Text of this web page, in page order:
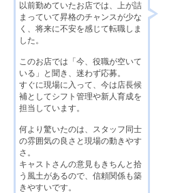
以前勤めていたお店では、上が詰
まっていて昇格のチャンスが少な
く、将来に不安を感じて転職しま
した。
このお店では「今、役職が空いて
いる」と聞き、迷わず応募。
すぐに現場に入って、今は店長候
補としてシフト管理や新人育成を
担当しています。
何より驚いたのは、スタッフ同士
の雰囲気の良さと現場の動きやす
さ。
キャストさんの意見もきちんと拾
う風土があるので、信頼関係も築
きやすいです。